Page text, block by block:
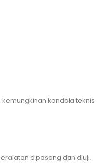
kendala teknis
dipasang dan diuji.